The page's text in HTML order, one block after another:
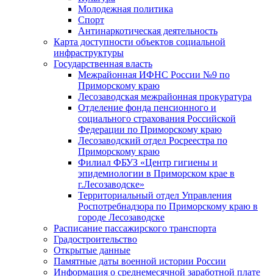
Молодежная политика
Спорт
Антинаркотическая деятельность
Карта доступности объектов социальной
инфраструктуры
Государственная власть
Межрайонная ИФНС России №9 по
Приморскому краю
Лесозаводская межрайонная прокуратура
Отделение фонда пенсионного и
социального страхования Российской
Федерации по Приморскому краю
Лесозаводский отдел Росреестра по
Приморскому краю
Филиал ФБУЗ «Центр гигиены и
эпидемиологии в Приморском крае в
г.Лесозаводске»
Территориальный отдел Управления
Роспотребнадзора по Приморскому краю в
городе Лесозаводске
Расписание пассажирского транспорта
Градостроительство
Открытые данные
Памятные даты военной истории России
Информация о среднемесячной заработной плате